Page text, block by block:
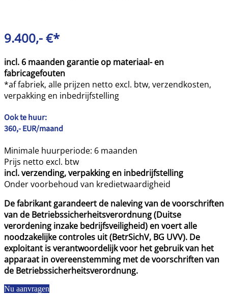
9.400,- €*
incl. 6 maanden garantie op materiaal- en
fabricagefouten
*af fabriek, alle prijzen netto excl. btw, verzendkosten,
verpakking en inbedrijfstelling
Ook te huur:
360,- EUR/maand
Minimale huurperiode: 6 maanden
Prijs netto excl. btw
incl. verzending, verpakking en inbedrijfstelling
Onder voorbehoud van kredietwaardigheid
De fabrikant garandeert de naleving van de voorschriften
van de Betriebssicherheitsverordnung (Duitse
verordening inzake bedrijfsveiligheid) en voert alle
noodzakelijke controles uit (BetrSichV, BG UVV). De
exploitant is verantwoordelijk voor het gebruik van het
apparaat in overeenstemming met de voorschriften van
de Betriebssicherheitsverordnung.
Nu aanvragen